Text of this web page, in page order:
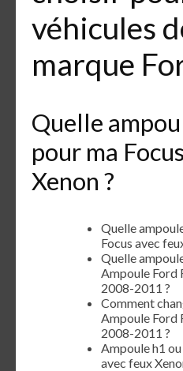
véhicules
marque
Quelle
pour ma
Xenon ?
Quelle
Focus avec
Quelle
Ampoule Ford
2008-2011 ?
Comment
Ampoule Ford
2008-2011 ?
Ampoule h1
avec feux